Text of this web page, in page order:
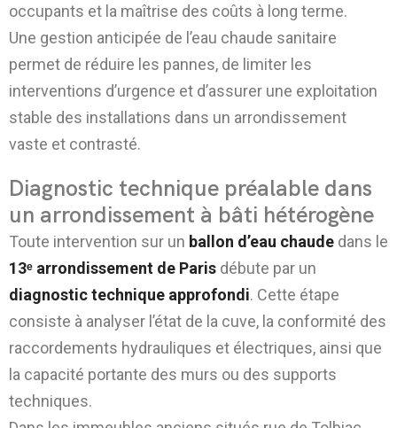
occupants et la maîtrise des coûts à long terme.
Une gestion anticipée de l’eau chaude sanitaire
permet de réduire les pannes, de limiter les
interventions d’urgence et d’assurer une exploitation
stable des installations dans un arrondissement
vaste et contrasté.
Diagnostic technique préalable dans
un arrondissement à bâti hétérogène
Toute intervention sur un ballon d’eau chaude dans le
13ᵉ arrondissement de Paris débute par un
diagnostic technique approfondi. Cette étape
consiste à analyser l’état de la cuve, la conformité des
raccordements hydrauliques et électriques, ainsi que
la capacité portante des murs ou des supports
techniques.